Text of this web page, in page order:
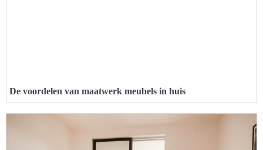
De voordelen van maatwerk meubels in huis